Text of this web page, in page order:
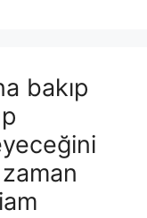
bakıp